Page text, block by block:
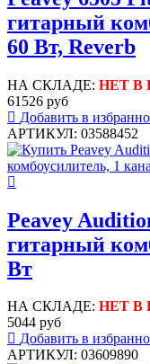
гитарный
60 Вт, Reverb
НА СКЛАДЕ: НЕТ В
61526 руб
Добавить в
АРТИКУЛ: 03588452
Peavey
гитарный
Вт
НА СКЛАДЕ: НЕТ В
5044 руб
Добавить в
АРТИКУЛ: 03609890